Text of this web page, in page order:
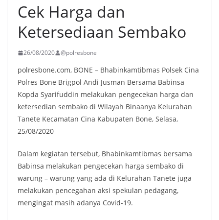
Cek Harga dan
Ketersediaan Sembako
26/08/2020 @polresbone
polresbone.com, BONE – Bhabinkamtibmas Polsek Cina
Polres Bone Brigpol Andi Jusman Bersama Babinsa
Kopda Syarifuddin melakukan pengecekan harga dan
ketersedian sembako di Wilayah Binaanya Kelurahan
Tanete Kecamatan Cina Kabupaten Bone, Selasa,
25/08/2020
Dalam kegiatan tersebut, Bhabinkamtibmas bersama
Babinsa melakukan pengecekan harga sembako di
warung – warung yang ada di Kelurahan Tanete juga
melakukan pencegahan aksi spekulan pedagang,
mengingat masih adanya Covid-19.